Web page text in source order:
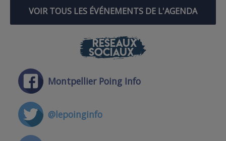
VOIR TOUS LES ÉVÉNEMENTS DE L'AGENDA
RÉSEAUX
SOCIAUX
Montpellier Poing Info
@lepoinginfo